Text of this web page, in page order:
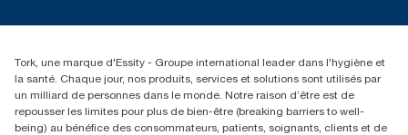
+216 71 11 60 00
52 Rue 8601 ZI CHARGUIA 1
BP194.Tunis, Tunisie
Tork, une marque d'Essity - Groupe international leader dans l'hygiène et
la santé. Chaque jour, nos produits, services et solutions sont utilisés par
un milliard de personnes dans le monde. Notre raison d’être est de
repousser les limites pour plus de bien-être (breaking barriers to well-
being) au bénéfice des consommateurs, patients, soignants, clients et de